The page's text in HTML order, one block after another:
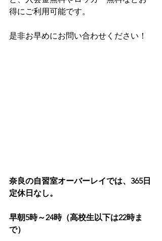
得にご利用可能です。
是非お早めにお問い合わせください！
奈良の自習室オーバーレイでは、365日
定休日なし。
早朝5時～24時（高校生以下は22時ま
で）